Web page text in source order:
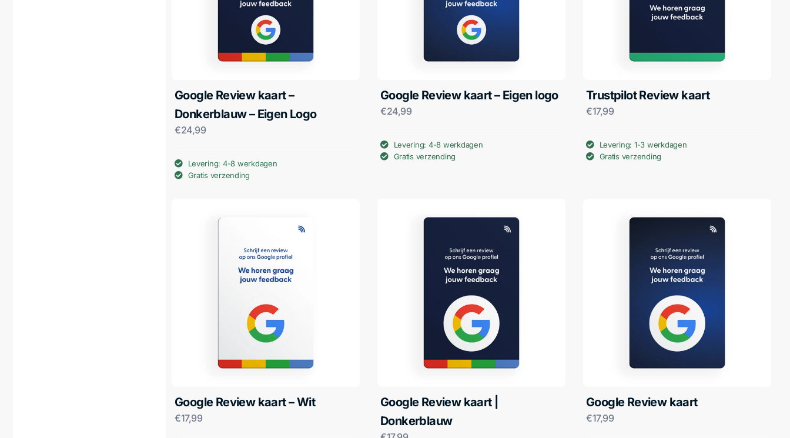
Google Review kaart –
Donkerblauw – Eigen Logo
€24,99
Levering: 4-8 werkdagen
Gratis verzending
Google Review kaart – Eigen logo
€24,99
Levering: 4-8 werkdagen
Gratis verzending
Trustpilot Review kaart
€17,99
Levering: 1-3 werkdagen
Gratis verzending
Google Review kaart – Wit
€17,99
Google Review kaart |
Donkerblauw
Google Review kaart
€17,99